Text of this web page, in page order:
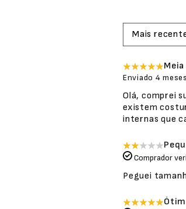
Mais
Enviado 4
Olá, comprei
existem
internas que
Comprador
Peguei